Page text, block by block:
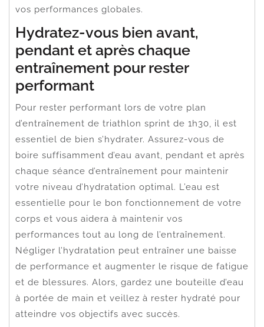
vos performances globales.
Hydratez-vous bien avant,
pendant et après chaque
entraînement pour rester
performant
Pour rester performant lors de votre plan
d’entraînement de triathlon sprint de 1h30, il est
essentiel de bien s’hydrater. Assurez-vous de
boire suffisamment d’eau avant, pendant et après
chaque séance d’entraînement pour maintenir
votre niveau d’hydratation optimal. L’eau est
essentielle pour le bon fonctionnement de votre
corps et vous aidera à maintenir vos
performances tout au long de l’entraînement.
Négliger l’hydratation peut entraîner une baisse
de performance et augmenter le risque de fatigue
et de blessures. Alors, gardez une bouteille d’eau
à portée de main et veillez à rester hydraté pour
atteindre vos objectifs avec succès.